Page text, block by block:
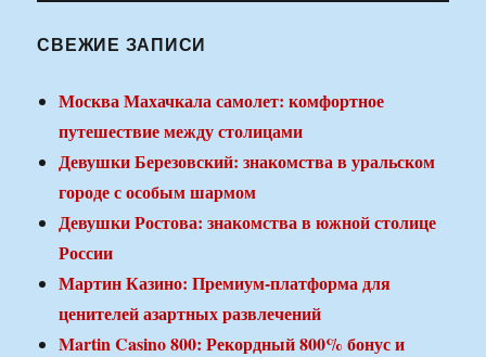
СВЕЖИЕ ЗАПИСИ
Москва Махачкала самолет: комфортное
путешествие между столицами
Девушки Березовский: знакомства в уральском
городе с особым шармом
Девушки Ростова: знакомства в южной столице
России
Мартин Казино: Премиум-платформа для
ценителей азартных развлечений
Martin Casino 800: Рекордный 800% бонус и